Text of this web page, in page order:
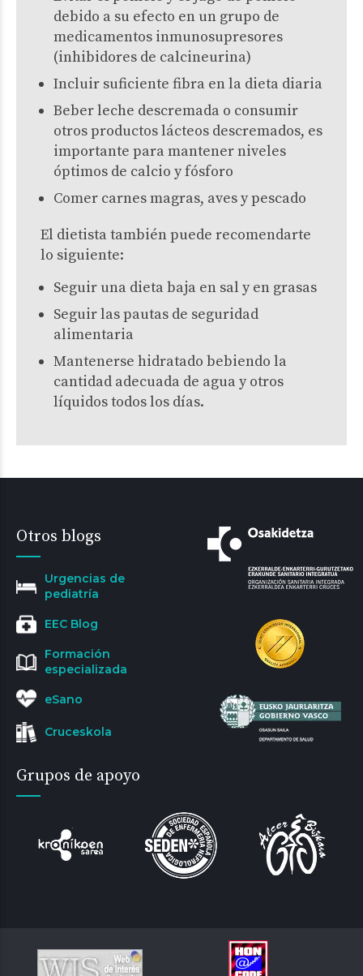
debido a su efecto en un grupo de
medicamentos inmunosupresores
(inhibidores de calcineurina)
Incluir suficiente fibra en la dieta diaria
Beber leche descremada o consumir
otros productos lácteos descremados, es
importante para mantener niveles
óptimos de calcio y fósforo
Comer carnes magras, aves y pescado
El dietista también puede recomendarte
lo siguiente:
Seguir una dieta baja en sal y en grasas
Seguir las pautas de seguridad
alimentaria
Mantenerse hidratado bebiendo la
cantidad adecuada de agua y otros
líquidos todos los días.
Otros blogs
Urgencias de
pediatría
EEC Blog
Formación
especializada
eSano
Cruceskola
Grupos de apoyo